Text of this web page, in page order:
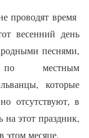
проводят время
весенний день
песнями,
местным
которые
отсутствуют, в
на этот праздник,
этом месяце.